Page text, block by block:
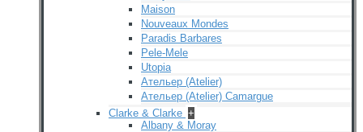
Maison
Nouveaux Mondes
Paradis Barbares
Pele-Mele
Utopia
Ательер (Atelier)
Ательер (Atelier) Camargue
Clarke & Clarke +
Albany & Moray